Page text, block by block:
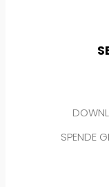
SPENDE